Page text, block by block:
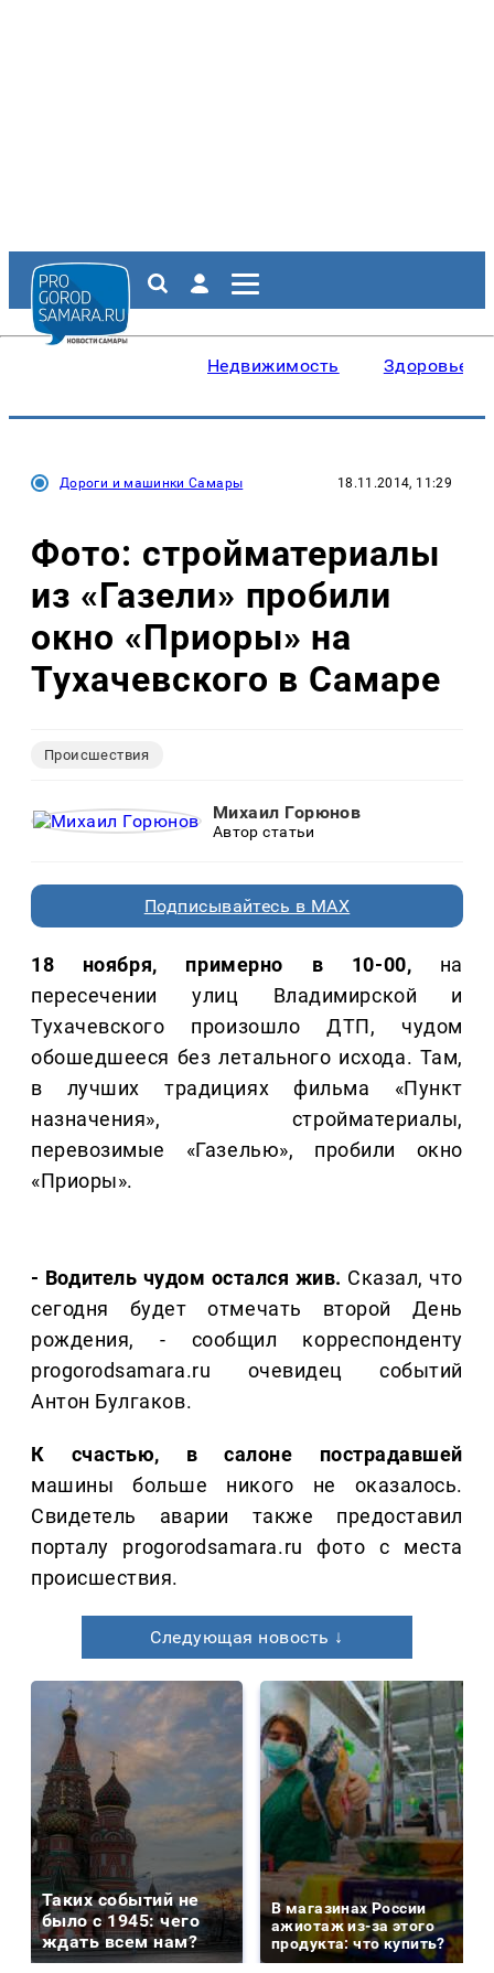
Недвижимость Здоровье
Дороги и машинки Самары 18.11.2014, 11:29
Фото: стройматериалы
из «Газели» пробили
окно «Приоры» на
Тухачевского в Самаре
Происшествия
Михаил Горюнов
Автор статьи
Подписывайтесь в MAX
18 ноября, примерно в 10-00, на
пересечении улиц Владимирской и
Тухачевского произошло ДТП, чудом
обошедшееся без летального исхода. Там,
в лучших традициях фильма «Пункт
назначения», стройматериалы,
перевозимые «Газелью», пробили окно
«Приоры».
- Водитель чудом остался жив. Сказал, что
сегодня будет отмечать второй День
рождения, - сообщил корреспонденту
progorodsamara.ru очевидец событий
Антон Булгаков.
К счастью, в салоне пострадавшей
машины больше никого не оказалось.
Свидетель аварии также предоставил
порталу progorodsamara.ru фото с места
происшествия.
Следующая новость ↓
Таких событий не
было с 1945: чего
ждать всем нам?
В магазинах России
ажиотаж из-за этого
продукта: что купить?